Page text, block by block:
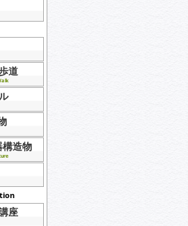
道
造物
座